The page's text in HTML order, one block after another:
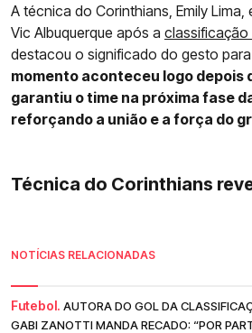
A técnica do Corinthians, Emily
Vic Albuquerque após a classificação
destacou o significado do gesto
momento aconteceu logo depois
garantiu o time na próxima fase
reforçando a união e a força do
Técnica do Corinthians
NOTÍCIAS RELACIONADAS
Futebol. AUTORA DO GOL DA
GABI ZANOTTI MANDA RECADO: “POR